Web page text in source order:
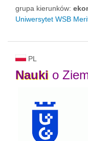
grupa kierunków:
Uniwersytet WSB
PL
Nauki o